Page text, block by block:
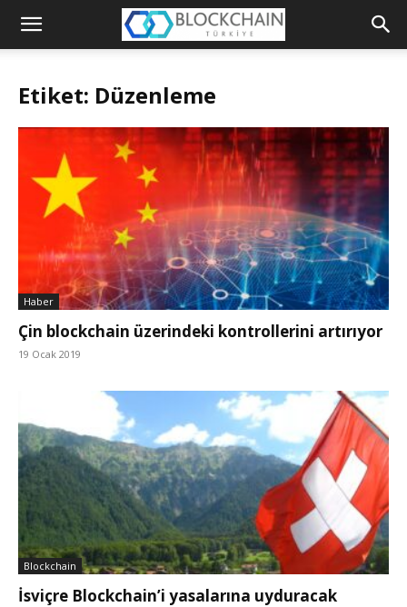
Blockchain
Etiket: Düzenleme
Haber
Çin blockchain üzerindeki kontrollerini artırıyor
19 Ocak 2019
Blockchain
İsviçre Blockchain’i yasalarına uyduracak